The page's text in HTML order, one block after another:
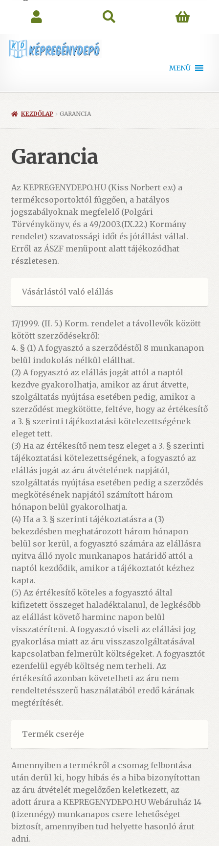
MENÜ
KEZDŐLAP GARANCIA
Garancia
Az KEPREGENYDEPO.HU (Kiss Norbert e.v.) a
termékcsoportoktól függően, a hatályos
jogszabályoknak megfelelő (Polgári
Törvénykönyv, és a 49/2003.(IX.22.) Kormány
rendelet) szavatossági időt és jótállást vállal.
Erről az ÁSZF menüpont alatt tájékozódhat
részletesen.
Vásárlástól való elállás
17/1999. (II. 5.) Korm. rendelet a távollevők között
kötött szerződésekről:
4. § (1) A fogyasztó a szerződéstől 8 munkanapon
belül indokolás nélkül elállhat.
(2) A fogyasztó az elállás jogát attól a naptól
kezdve gyakorolhatja, amikor az árut átvette,
szolgáltatás nyújtása esetében pedig, amikor a
szerződést megkötötte, feltéve, hogy az értékesítő
a 3. § szerinti tájékoztatási kötelezettségének
eleget tett.
(3) Ha az értékesítő nem tesz eleget a 3. § szerinti
tájékoztatási kötelezettségének, a fogyasztó az
elállás jogát az áru átvételének napjától,
szolgáltatás nyújtása esetében pedig a szerződés
megkötésének napjától számított három
hónapon belül gyakorolhatja.
(4) Ha a 3. § szerinti tájékoztatásra a (3)
bekezdésben meghatározott három hónapon
belül sor kerül, a fogyasztó számára az elállásra
nyitva álló nyolc munkanapos határidő attól a
naptól kezdődik, amikor a tájékoztatót kézhez
kapta.
(5) Az értékesítő köteles a fogyasztó által
kifizetett összeget haladéktalanul, de legkésőbb
az elállást követő harminc napon belül
visszatéríteni. A fogyasztó viseli az elállási jog
gyakorlása miatt az áru visszaszolgáltatásával
kapcsolatban felmerült költségeket. A fogyasztót
ezenfelül egyéb költség nem terheli. Az
értékesítő azonban követelheti az áru nem
rendeltetésszerű használatából eredő kárának
megtérítését.
Termék cseréje
Amennyiben a termékről a csomag felbontása
után derül ki, hogy hibás és a hiba bizonyítottan
az áru átvételét megelőzően keletkezett, az
adott árura a KEPREGENYDEPO.HU Webáruház 14
(tizennégy) munkanapos csere lehetőséget
biztosít, amennyiben tud helyette hasonló árut
adni.